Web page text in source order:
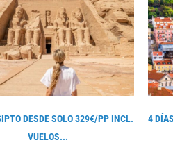
DESDE SOLO 329€/PP INCL.
VUELOS...
4